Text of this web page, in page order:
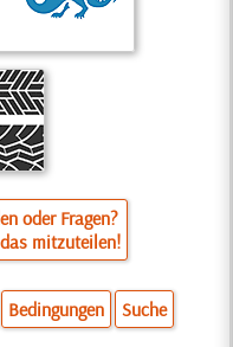
oder Fragen?
mitzuteilen!
Bedingungen Suche